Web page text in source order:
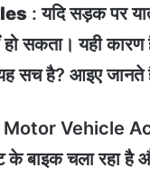
: यदि सड़क पर
हो सकता। यही
सच है? आइए जानते
Motor Vehicle
के बाइक चला रहा